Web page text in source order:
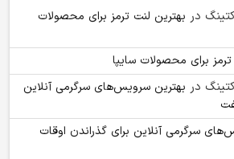
در بهترین لنت ترمز برای محصولات
برای محصولات سایپا
در بهترین سرویس‌های سرگرمی آنلاین
سرگرمی آنلاین برای گذراندن اوقات